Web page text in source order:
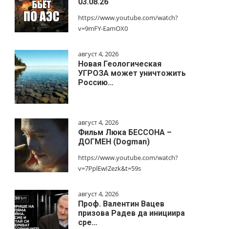
https://www.youtube.com/watch?
v=9mFY-EamOX0
август 4, 2026
Новая Геологическая
УГРОЗА может уничтожить
Россию…
август 4, 2026
Фильм Люка БЕССОНА –
ДОГМЕН (Dogman)
https://www.youtube.com/watch?
v=7PplEwIZezk&t=59s
август 4, 2026
Проф. Валентин Вацев
призова Радев да инициира
сре…